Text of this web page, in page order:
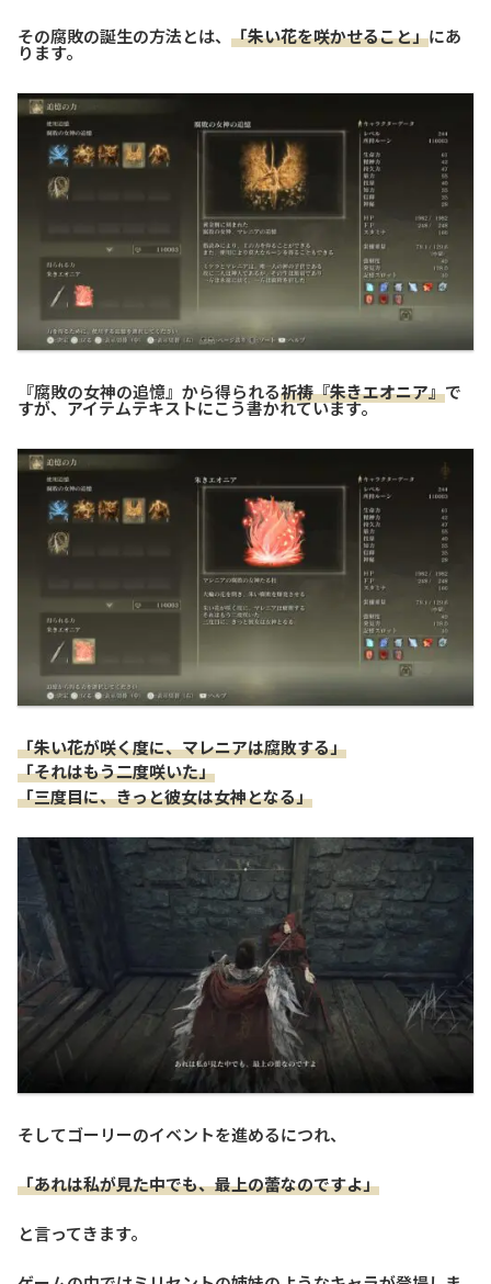
その腐敗の誕生の方法とは、 「朱い花を咲かせること」にあ
ります。
『腐敗の女神の追憶』から得られる祈祷『朱きエオニア』で
すが、アイテムテキストにこう書かれています。
「朱い花が咲く度に、マレニアは腐敗する」
「それはもう二度咲いた」
「三度目に、きっと彼女は女神となる」
そしてゴーリーのイベントを進めるにつれ、
「あれは私が見た中でも、最上の蕾なのですよ」
と言ってきます。